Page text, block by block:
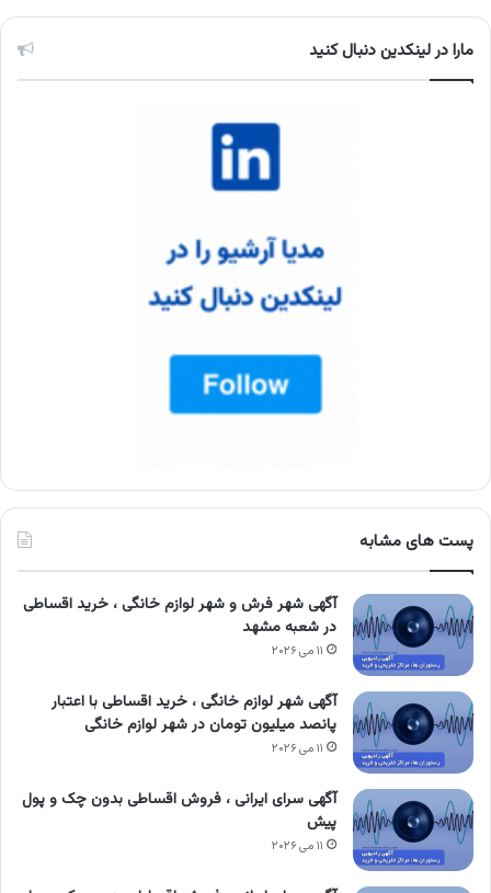
مارا در لینکدین دنبال کنید
پست های مشابه
آگهی شهر فرش و شهر لوازم خانگی ، خرید اقساطی
در شعبه مشهد
۱۱ می ۲۰۲۶
آگهی شهر لوازم خانگی ، خرید اقساطی با اعتبار
پانصد میلیون تومان در شهر لوازم خانگی
۱۱ می ۲۰۲۶
آگهی سرای ایرانی ، فروش اقساطی بدون چک و پول
پیش
۱۱ می ۲۰۲۶